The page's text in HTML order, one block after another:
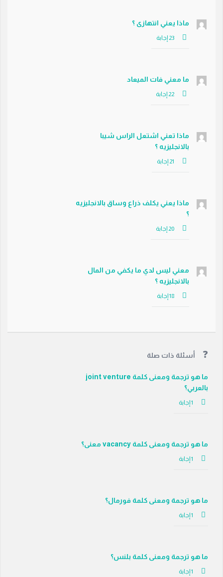
ماذا يعني انتهازى ؟
ما معني فات الميعاد
ماذا تعني اشتعل الراس شيبا
بالانجليزيه ؟
ماذا يعني يكلف ذراع وساق بالانجليزيه
؟
معني ليس لدي ما يكفي من المال
بالانجليزيه ؟
أسئلة ذات صلة
ما هو ترجمة ومعنى كلمة joint venture
بالعربي؟
‫1 إجابة
ما هو ترجمة ومعنى كلمة vacancy معنى؟
‫1 إجابة
ما هو ترجمة ومعنى كلمة فورمال؟
‫1 إجابة
ما هو ترجمة ومعنى كلمة بلنس؟
‫1 إجابة